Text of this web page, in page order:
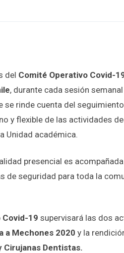
del Comité Operativo Covid-
, durante cada sesión
se rinde cuenta del
y flexible de las actividades
Unidad académica.
presencial es
de seguridad para toda la
Covid-19 supervisará las dos
a Mechones 2020 y la
Cirujanas Dentistas.